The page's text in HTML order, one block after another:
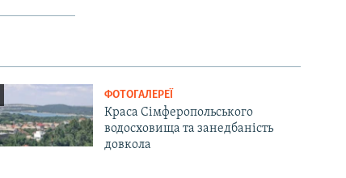
ФОТОГАЛЕРЕЇ
Краса Сімферопольського
водосховища та занедбаність
довкола